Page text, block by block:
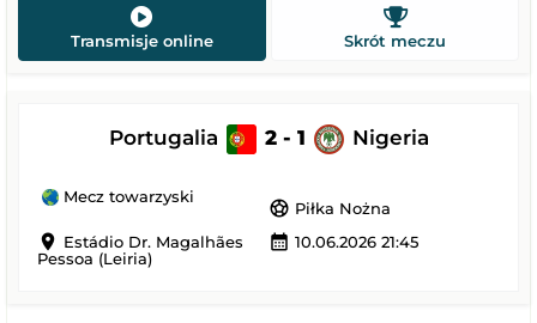
Transmisje online Skrót meczu
Portugalia 2 - 1 Nigeria
Mecz towarzyski
sports_soccer Piłka Nożna
location_on Estádio Dr. Magalhães
Pessoa (Leiria)
calendar_month 10.06.2026 21:45